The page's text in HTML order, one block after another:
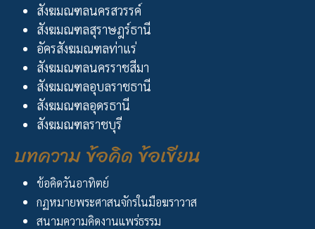
สังฆมณฑลนครสวรรค์
สังฆมณฑลสุราษฎร์ธานี
อัครสังฆมณฑลท่าแร่
สังฆมณฑลนครราชสีมา
สังฆมณฑลอุบลราชธานี
สังฆมณฑลอุดรธานี
สังฆมณฑลราชบุรี
บทความ ข้อคิด ข้อเขียน
ข้อคิดวันอาทิตย์
กฏหมายพระศาสนจักรในมือฆราวาส
สนามความคิดงานแพร่ธรรม